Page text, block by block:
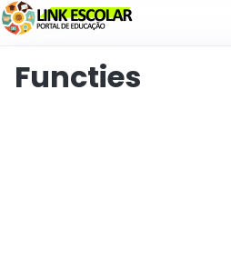
Koppeling
Functies